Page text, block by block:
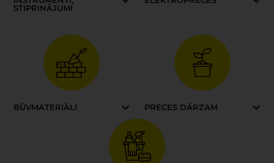
STIPRINĀJUMI
PRECES DĀRZAM
BŪVMATERIĀLI